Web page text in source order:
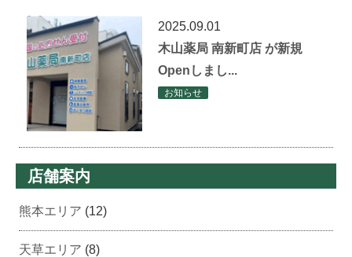
2025.09.01
木山薬局 南新町店 が新規
Openしまし...
お知らせ
店舗案内
熊本エリア (12)
天草エリア (8)